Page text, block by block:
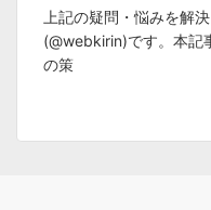
上記の疑問・悩みを解
(@webkirin)です。本記
の策